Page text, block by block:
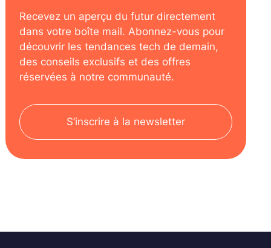
Recevez un aperçu du futur directement
dans votre boîte mail. Abonnez-vous pour
découvrir les tendances tech de demain,
des conseils exclusifs et des offres
réservées à notre communauté.
S’inscrire à la newsletter